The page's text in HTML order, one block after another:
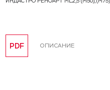
PDF ОПИСАНИЕ